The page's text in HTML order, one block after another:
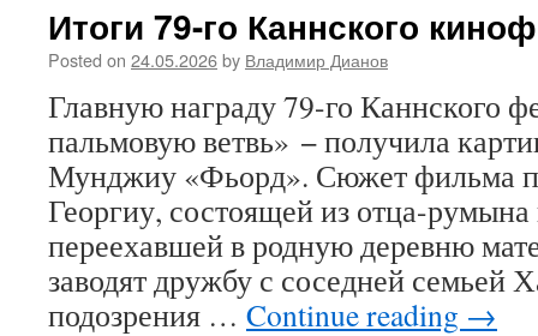
Итоги 79-го Каннского
Posted on 24.05.2026by Владимир Дианов
Главную награду 79-го Каннского
пальмовую ветвь» − получила
Мунджиу «Фьорд». Сюжет фильма
Георгиу, состоящей из отца-
переехавшей в родную деревню
заводят дружбу с соседней семьей
подозрения … Continue reading →